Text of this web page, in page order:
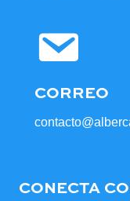
CORREO
CONECTA